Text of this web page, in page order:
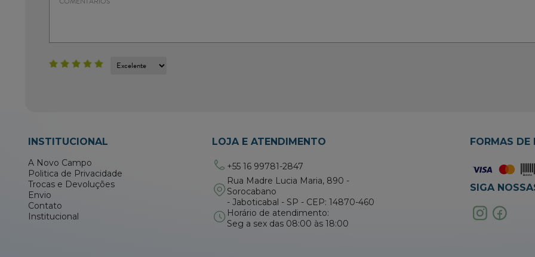
INSTITUCIONAL
A Novo Campo
Politica de Privacidade
Trocas e Devoluções
Envio
Contato
Institucional
LOJA E ATENDIMENTO
+55 16 99781-2847
Rua Madre Lucia Maria, 890 -
Sorocabano
- Jaboticabal - SP - CEP: 14870-460
Horário de atendimento:
Seg a sex das 08:00 às 18:00
FORMAS DE
SIGA